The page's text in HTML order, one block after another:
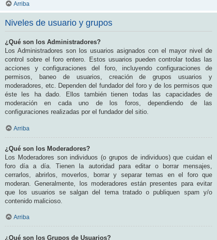
Arriba
Niveles de usuario y grupos
¿Qué son los Administradores?
Los Administradores son los usuarios asignados con el mayor nivel de
control sobre el foro entero. Estos usuarios pueden controlar todas las
acciones y configuraciones del foro, incluyendo configuraciones de
permisos, baneo de usuarios, creación de grupos usuarios y
moderadores, etc. Dependen del fundador del foro y de los permisos que
éste les ha dado. Ellos también tienen todas las capacidades de
moderación en cada uno de los foros, dependiendo de las
configuraciones realizadas por el fundador del sitio.
Arriba
¿Qué son los Moderadores?
Los Moderadores son individuos (o grupos de individuos) que cuidan el
foro día a día. Tienen la autoridad para editar o borrar mensajes,
cerrarlos, abrirlos, moverlos, borrar y separar temas en el foro que
moderan. Generalmente, los moderadores están presentes para evitar
que los usuarios se salgan del tema tratado o publiquen spam y/o
contenido malicioso.
Arriba
¿Qué son los Grupos de Usuarios?